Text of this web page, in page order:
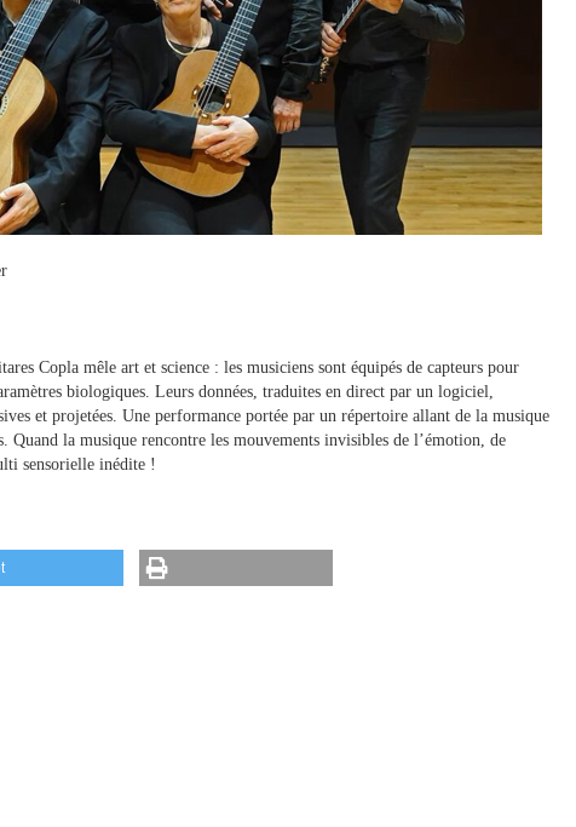
Copla mêle art et science : les musiciens sont équipés de capteurs pour
biologiques. Leurs données, traduites en direct par un logiciel,
et projetées. Une performance portée par un répertoire allant de la musique
Quand la musique rencontre les mouvements invisibles de l’émotion, de
sensorielle inédite !